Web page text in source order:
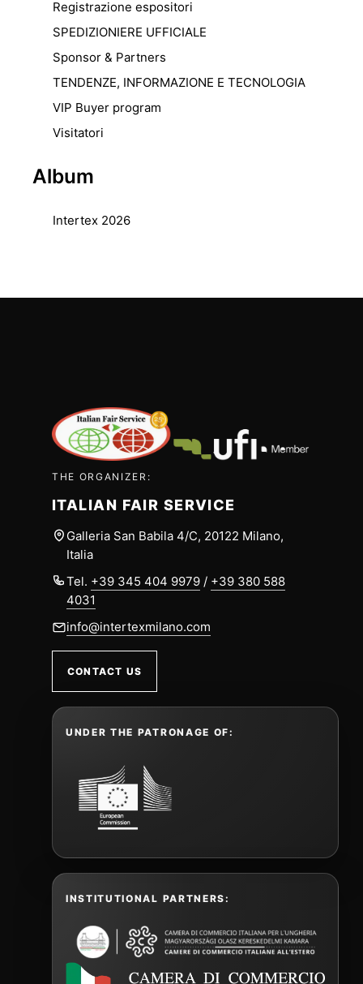
Registrazione espositori
SPEDIZIONIERE UFFICIALE
Sponsor & Partners
TENDENZE, INFORMAZIONE E TECNOLOGIA
VIP Buyer program
Visitatori
Album
Intertex 2026
THE ORGANIZER:
ITALIAN FAIR SERVICE
Galleria San Babila 4/C, 20122 Milano,
Italia
Tel. +39 345 404 9979 / +39 380 588
4031
info@intertexmilano.com
CONTACT US
UNDER THE PATRONAGE OF:
INSTITUTIONAL PARTNERS: